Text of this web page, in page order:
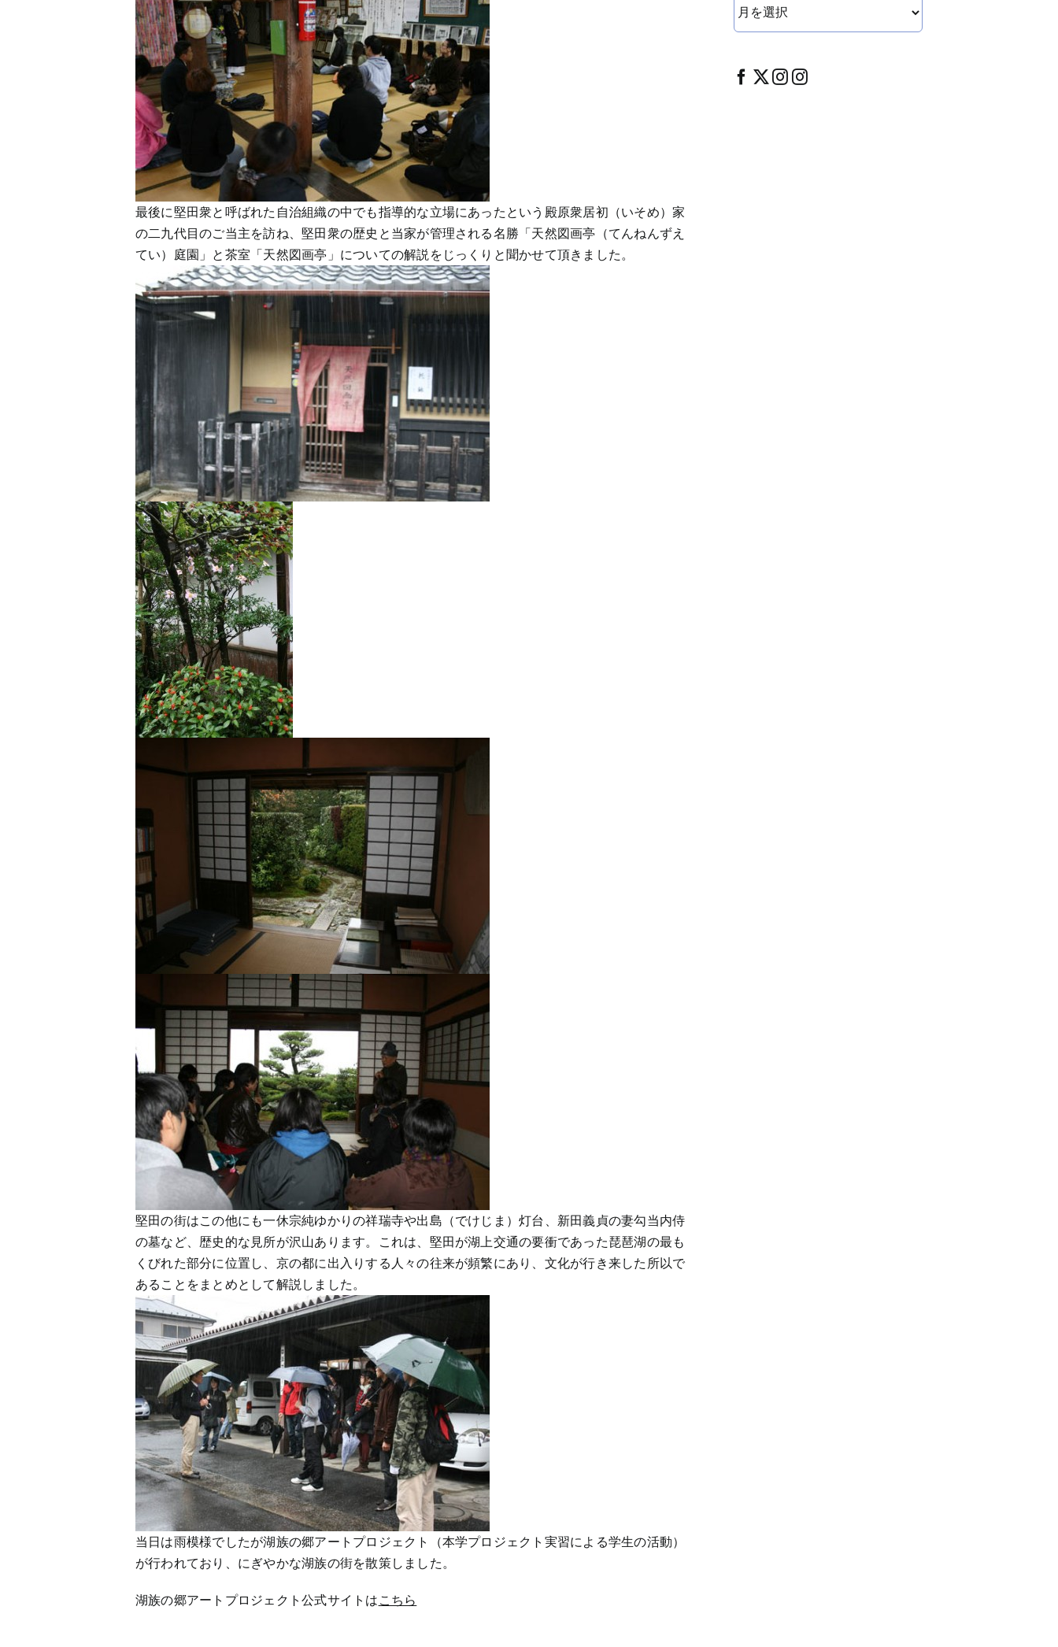
最後に堅田衆と呼ばれた自治組織の中でも指導的な立場にあったという殿原衆居初（いそめ）家
の二九代目のご当主を訪ね、堅田衆の歴史と当家が管理される名勝「天然図画亭（てんねんずえ
てい）庭園」と茶室「天然図画亭」についての解説をじっくりと聞かせて頂きました。
堅田の街はこの他にも一休宗純ゆかりの祥瑞寺や出島（でけじま）灯台、新田義貞の妻勾当内侍
の墓など、歴史的な見所が沢山あります。これは、堅田が湖上交通の要衝であった琵琶湖の最も
くびれた部分に位置し、京の都に出入りする人々の往来が頻繁にあり、文化が行き来した所以で
あることをまとめとして解説しました。
当日は雨模様でしたが湖族の郷アートプロジェクト（本学プロジェクト実習による学生の活動）
が行われており、にぎやかな湖族の街を散策しました。
湖族の郷アートプロジェクト公式サイトは こちら
イ
ブ